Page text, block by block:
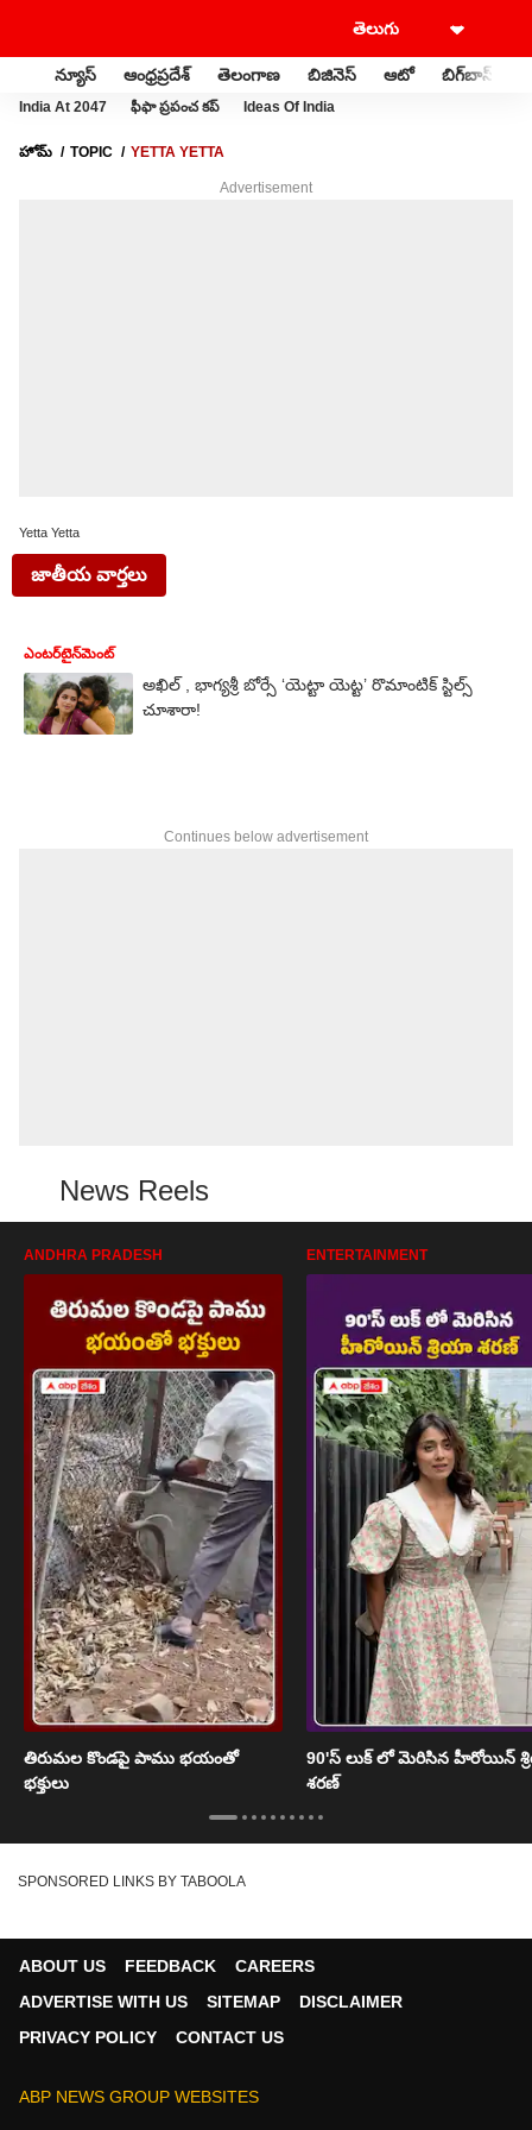
న్యూస్ ఆంధ్రప్రదేశ్ తెలంగాణ బిజినెస్ ఆటో బిగ్‌బాస్
India At 2047 ఫీఫా ప్రపంచ కప్ Ideas Of India
హోమ్ TOPIC YETTA YETTA
Advertisement
Yetta Yetta
జాతీయ వార్తలు
ఎంటర్‌టైన్‌మెంట్‌
అఖిల్ , భాగ్యశ్రీ బోర్సే ‘యెట్టా యెట్ట’ రొమాంటిక్ స్టిల్స్
చూశారా!
Continues below advertisement
News Reels
ANDHRA PRADESH
తిరుమల కొండపై పాము భయంతో
భక్తులు
ENTERTAINMENT
90'స్ లుక్ లో మెరిసిన హీరోయిన్
శరణ్
SPONSORED LINKS BY TABOOLA
ABOUT US FEEDBACK
CAREERS
ADVERTISE WITH US
SITEMAP
DISCLAIMER
PRIVACY POLICY
CONTACT US
ABP NEWS GROUP WEBSITES